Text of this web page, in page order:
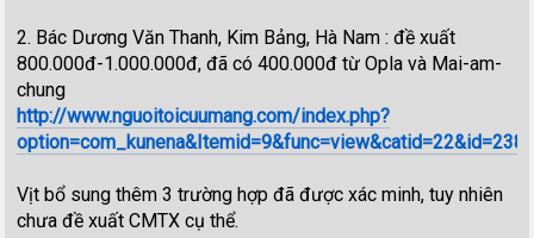
2. Bác Dương Văn Thanh, Kim Bảng, Hà Nam : đề xuất
800.000đ-1.000.000đ, đã có 400.000đ từ Opla và Mai-am-
chung
http://www.nguoitoicuumang.com/index.php?
Vịt bổ sung thêm 3 trường hợp đã được xác minh, tuy nhiên
chưa đề xuất CMTX cụ thể.